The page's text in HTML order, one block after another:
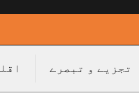
تجزیے و تبصرے